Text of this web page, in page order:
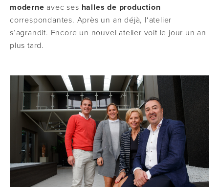
moderne avec ses halles de production
correspondantes. Après un an déjà, l‘atelier
s’agrandit. Encore un nouvel atelier voit le jour un an
plus tard.